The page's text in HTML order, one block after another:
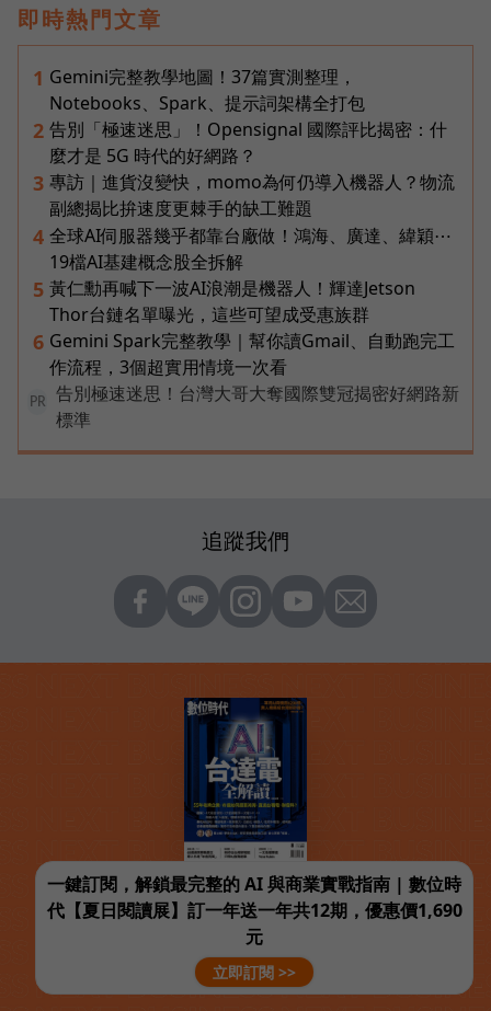
即時熱門文章
1 Gemini完整教學地圖！37篇實測整理，
Notebooks、Spark、提示詞架構全打包
2 告別「極速迷思」！Opensignal 國際評比揭密：什
麼才是 5G 時代的好網路？
3 專訪｜進貨沒變快，momo為何仍導入機器人？物流
副總揭比拚速度更棘手的缺工難題
4 全球AI伺服器幾乎都靠台廠做！鴻海、廣達、緯穎⋯
19檔AI基建概念股全拆解
5 黃仁勳再喊下一波AI浪潮是機器人！輝達Jetson
Thor台鏈名單曝光，這些可望成受惠族群
6 Gemini Spark完整教學｜幫你讀Gmail、自動跑完工
作流程，3個超實用情境一次看
PR
告別極速迷思！台灣大哥大奪國際雙冠揭密好網路新
標準
追蹤我們
一鍵訂閱，解鎖最完整的 AI 與商業實戰指南 | 數位時
代【夏日閱讀展】訂一年送一年共12期，優惠價1,690
元
立即訂閱 >>